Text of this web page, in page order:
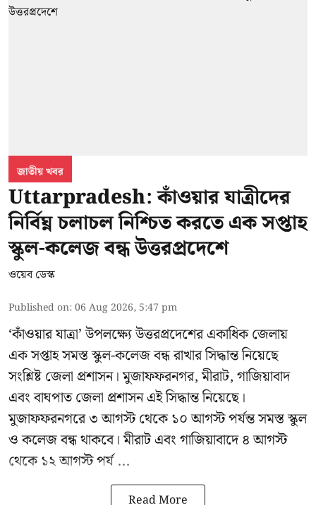
জাতীয় খবর
Uttarpradesh: কাঁওয়ার যাত্রীদের
নির্বিঘ্ন চলাচল নিশ্চিত করতে এক সপ্তাহ
স্কুল-কলেজ বন্ধ উত্তরপ্রদেশে
ওয়েব ডেস্ক
Published on:06 Aug 2026, 5:47 pm
‘কাঁওয়ার যাত্রা’উপলক্ষ্যে উত্তরপ্রদেশের একাধিক জেলায়
এক সপ্তাহ সমস্ত স্কুল-কলেজ বন্ধ রাখার সিদ্ধান্ত নিয়েছে
সংশ্লিষ্ট জেলা প্রশাসন। মুজাফফরনগর, মীরাট, গাজিয়াবাদ
এবং বাঘপাত জেলা প্রশাসন এই সিদ্ধান্ত নিয়েছে।
মুজাফফরনগরে ৩ আগস্ট থেকে ১০ আগস্ট পর্যন্ত সমস্ত স্কুল
ও কলেজ বন্ধ থাকবে। মীরাট এবং গাজিয়াবাদে ৪ আগস্ট
থেকে ১২ আগস্ট পর্য ...
Read More